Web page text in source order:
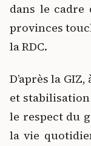
dans le cadre
provinces
la RDC.
D’après la
et stabilisation
le respect du
la vie